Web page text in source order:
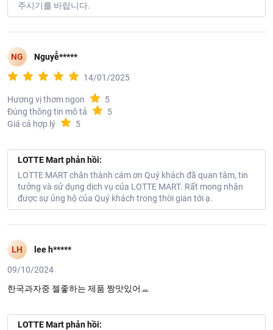
주시기를 바랍니다.
NG Nguyễ*****
14/01/2025
Hương vị thơm ngon
5
Đúng thông tin mô tả
5
Giá cả hợp lý
5
LOTTE Mart phản hồi:
LOTTE MART chân thành cám ơn Quý khách đã quan tâm, tin
tưởng và sử dụng dịch vụ của LOTTE MART. Rất mong nhận
được sự ủng hộ của Quý khách trong thời gian tới ạ.
LH lee h*****
09/10/2024
한국과자중 젤좋하는 제품 짱맛있어ㅛ
LOTTE Mart phản hồi: